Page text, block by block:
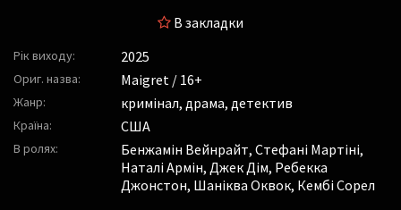
В закладки
Рік виходу: 2025
Ориг. назва: Maigret / 16+
Жанр: кримінал, драма, детектив
Країна: США
В ролях: Бенжамін Вейнрайт, Стефані Мартіні,
Наталі Армін, Джек Дім, Ребекка
Джонстон, Шаніква Оквок, Кембі Сорел